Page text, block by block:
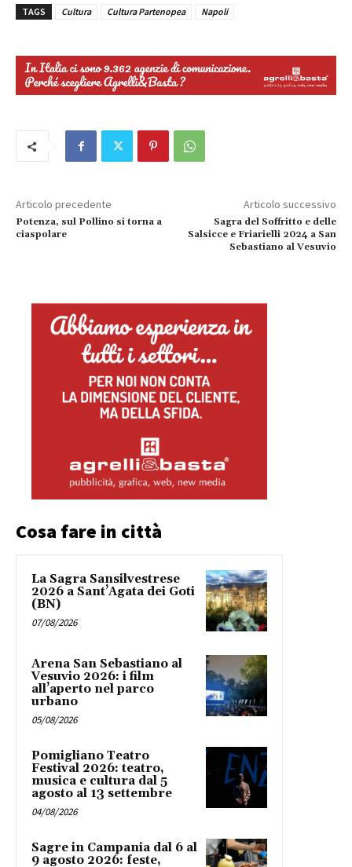
TAGS Cultura Cultura Partenopea Napoli
Articolo precedente
Potenza, sul Pollino si torna a
ciaspolare
Articolo successivo
Sagra del Soffritto e delle
Salsicce e Friarielli 2024 a San
Sebastiano al Vesuvio
Cosa fare in città
La Sagra Sansilvestrese
2026 a Sant’Agata dei Goti
(BN)
07/08/2026
Arena San Sebastiano al
Vesuvio 2026: i film
all’aperto nel parco
urbano
05/08/2026
Pomigliano Teatro
Festival 2026: teatro,
musica e cultura dal 5
agosto al 13 settembre
04/08/2026
Sagre in Campania dal 6 al
9 agosto 2026: feste,